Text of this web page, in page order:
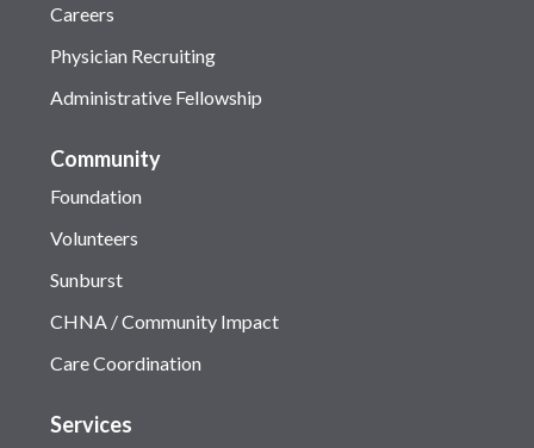
Careers
Physician Recruiting
Administrative Fellowship
Community
Foundation
Volunteers
Sunburst
CHNA / Community Impact
Care Coordination
Services